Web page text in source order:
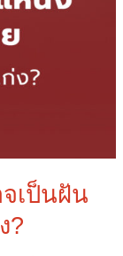
เป็นฝัน
?